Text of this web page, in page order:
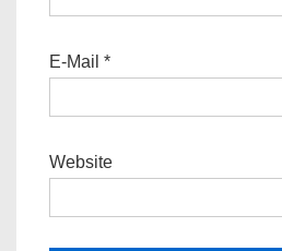
E-Mail *
Website